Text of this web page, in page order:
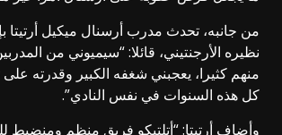
من جانبه، تحدث مدرب أرسنال ميكيل أرتيتا
نظيره الأرجنتيني، قائلا: “سيميوني من
منهم كثيرا، يعجبني شغفه الكبير وقدرته على
كل هذه السنوات في نفس النادي”.
وأضاف أرتيتا: “أتلتيكو فريق منظم ومنضبط